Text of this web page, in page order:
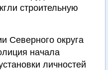
строительную
Северного округа
начала
личностей